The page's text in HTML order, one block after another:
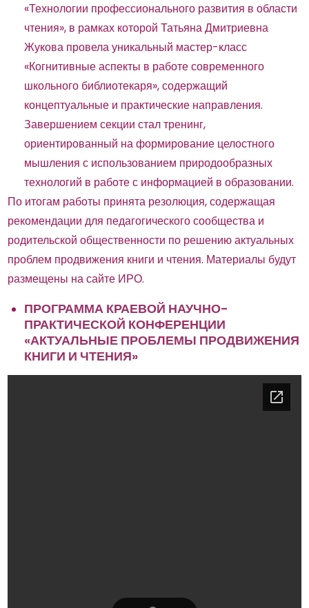
«Технологии профессионального развития в области
чтения», в рамках которой Татьяна Дмитриевна
Жукова провела уникальный мастер-класс
«Когнитивные аспекты в работе современного
школьного библиотекаря», содержащий
концептуальные и практические направления.
Завершением секции стал тренинг,
ориентированный на формирование целостного
мышления с использованием природообразных
технологий в работе с информацией в образовании.
По итогам работы принята резолюция, содержащая
рекомендации для педагогического сообщества и
родительской общественности по решению актуальных
проблем продвижения книги и чтения. Материалы будут
размещены на сайте ИРО.
ПРОГРАММА КРАЕВОЙ НАУЧНО-
ПРАКТИЧЕСКОЙ КОНФЕРЕНЦИИ
«АКТУАЛЬНЫЕ ПРОБЛЕМЫ ПРОДВИЖЕНИЯ
КНИГИ И ЧТЕНИЯ»